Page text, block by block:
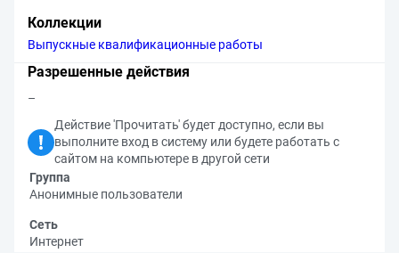
Коллекции
Выпускные квалификационные работы
Разрешенные действия
–
Действие 'Прочитать' будет доступно, если вы
выполните вход в систему или будете работать с
сайтом на компьютере в другой сети
Группа
Анонимные пользователи
Сеть
Интернет